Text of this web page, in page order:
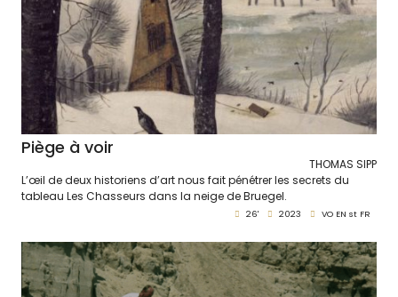
Piège à voir
THOMAS SIPP
L’œil de deux historiens d’art nous fait pénétrer les secrets du
tableau Les Chasseurs dans la neige de Bruegel.
26' 2023 VO EN st FR